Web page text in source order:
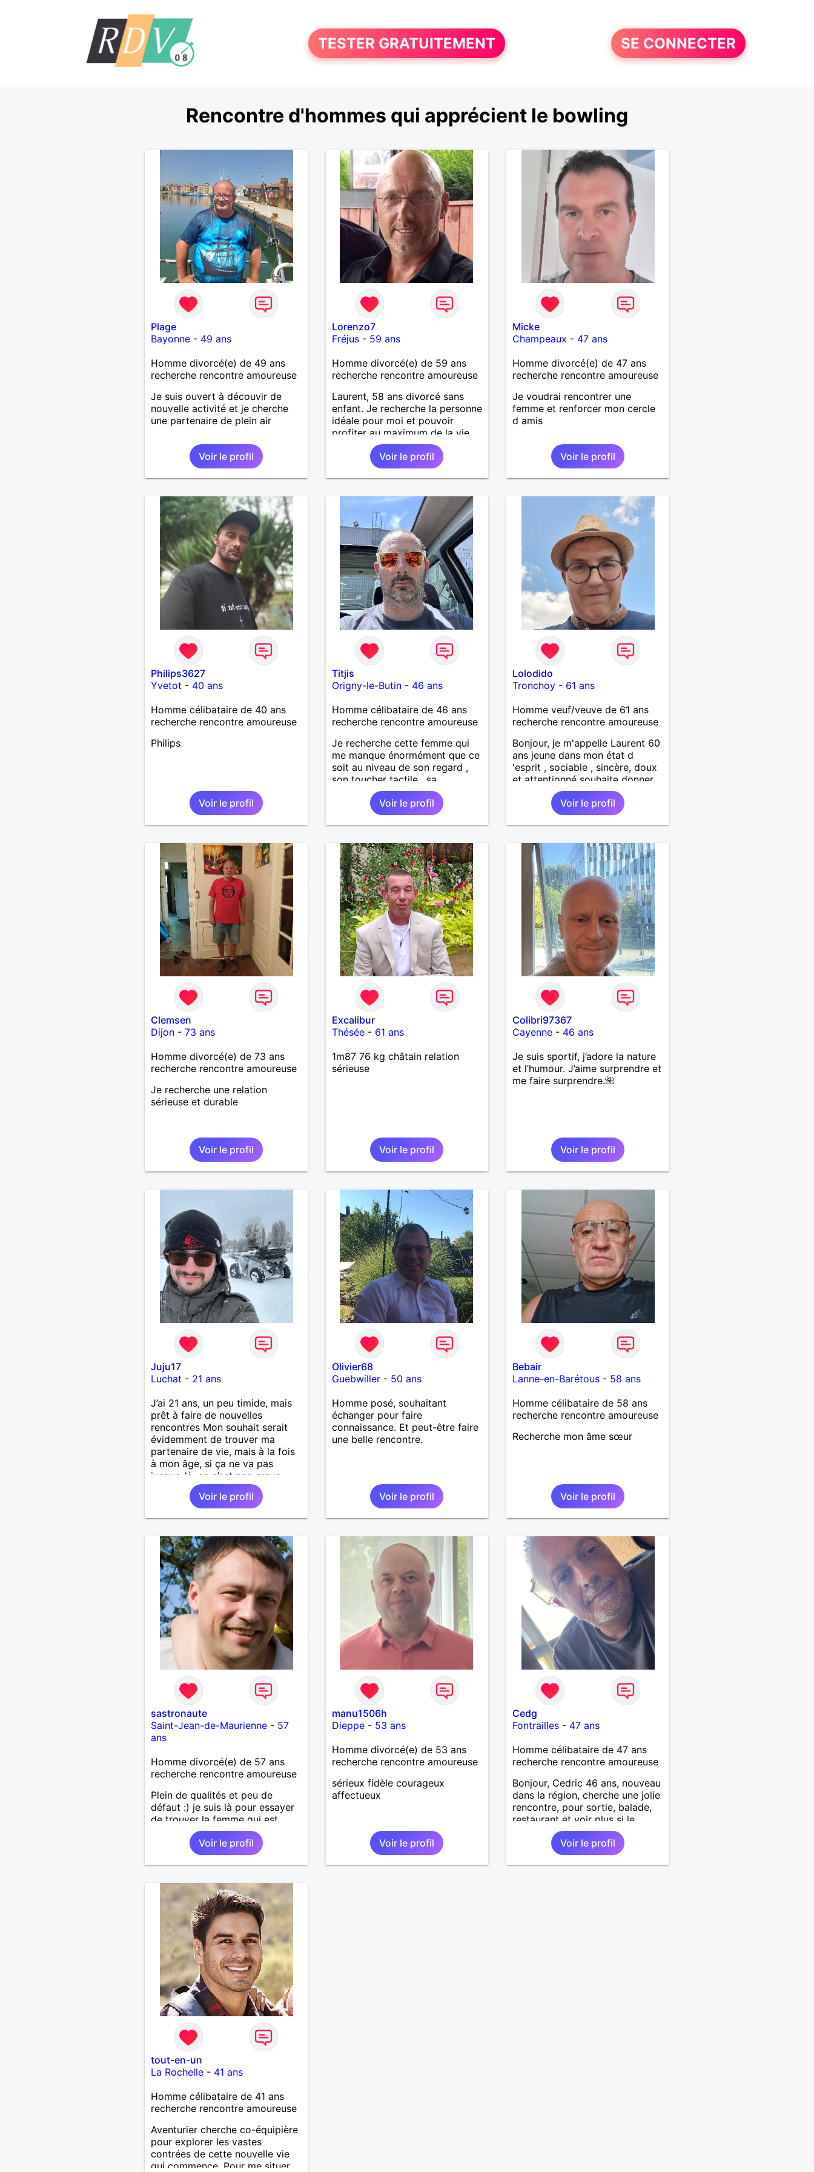
TESTER GRATUITEMENT SE CONNECTER
Rencontre d'hommes qui apprécient le bowling
Plage
Bayonne- 49 ans
Homme divorcé(e) de 49 ans
recherche rencontre amoureuse
Je suis ouvert à découvir de
nouvelle activité et je cherche
une partenaire de plein air
Voir le profil
Lorenzo7
Fréjus- 59 ans
Homme divorcé(e) de 59 ans
recherche rencontre amoureuse
Laurent, 58 ans divorcé sans
enfant. Je recherche la personne
idéale pour moi et pouvoir
profiter au maximum de la vie
de couple
Voir le profil
Micke
Champeaux - 47 ans
Homme divorcé(e) de 47 ans
recherche rencontre amoureuse
Je voudrai rencontrer une
femme et renforcer mon cercle
d amis
Voir le profil
Philips3627
Yvetot - 40 ans
Homme célibataire de 40 ans
recherche rencontre amoureuse
Philips
Voir le profil
Titjis
Origny-le-Butin- 46 ans
Homme célibataire de 46 ans
recherche rencontre amoureuse
Je recherche cette femme qui
me manque énormément que ce
soit au niveau de son regard ,
son toucher tactile , sa
simplicité , sa douceur bref tout
ces défauts et ses qualités pour
une relation pérenne
Voir le profil
Lolodido
Tronchoy - 61 ans
Homme veuf/veuve de 61 ans
recherche rencontre amoureuse
Bonjour, je m'appelle Laurent 60
ans jeune dans mon état d
'esprit , sociable , sincère, doux
et attentionné souhaite donner
de la tendresse , de l'amour et
beaucoup de bonheur a la
femme qui souhaitera partager
ma vie . Bientôt en retraite a la
contrainte. Digne de confiance à
la femme qui voudras m 'en
accorder en toute sincérité.
Pour le reste venez me
découvrir par un échange.
Voir le profil
Clemsen
Dijon- 73 ans
Homme divorcé(e) de 73 ans
recherche rencontre amoureuse
Je recherche une relation
sérieuse et durable
Voir le profil
Excalibur
Thésée- 61 ans
1m87 76 kg châtain relation
sérieuse
Voir le profil
Colibri97367
Cayenne - 46 ans
Je suis sportif, j’adore la nature
et l’humour. J’aime surprendre et
me faire surprendre.🌺
Voir le profil
Juju17
Luchat - 21 ans
J’ai 21 ans, un peu timide, mais
prêt à faire de nouvelles
rencontres Mon souhait serait
évidemment de trouver ma
partenaire de vie, mais à la fois
à mon âge, si ça ne va pas
jusque-là, ce n’est pas grave…
Voir le profil
Olivier68
Guebwiller- 50 ans
Homme posé, souhaitant
échanger pour faire
connaissance. Et peut-être faire
une belle rencontre.
Voir le profil
Bebair
Lanne-en-Barétous - 58 ans
Homme célibataire de 58 ans
recherche rencontre amoureuse
Recherche mon âme sœur
Voir le profil
sastronaute
Saint-Jean-de-Maurienne- 57
ans
Homme divorcé(e) de 57 ans
recherche rencontre amoureuse
Plein de qualités et peu de
défaut :) je suis là pour essayer
de trouver la femme qui est
faite pour moi. J'ai été déçu en
amour mais j'y crois plus que
Voir le profil
manu1506h
Dieppe- 53 ans
Homme divorcé(e) de 53 ans
recherche rencontre amoureuse
sérieux fidèle courageux
affectueux
Voir le profil
Cedg
Fontrailles - 47 ans
Homme célibataire de 47 ans
recherche rencontre amoureuse
Bonjour, Cedric 46 ans, nouveau
dans la région, cherche une jolie
rencontre, pour sortie, balade,
restaurant et voir plus si le
courant passe. Je suis sociable,
souriant, patient, j’aime rire et
plaisanter..
Voir le profil
tout-en-un
La Rochelle- 41 ans
Homme célibataire de 41 ans
recherche rencontre amoureuse
Aventurier cherche co-équipière
pour explorer les vastes
contrées de cette nouvelle vie
qui commence. Pour me situer,